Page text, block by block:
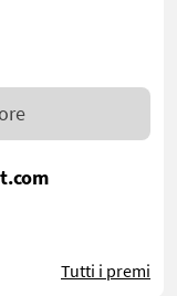
Tutti i premi